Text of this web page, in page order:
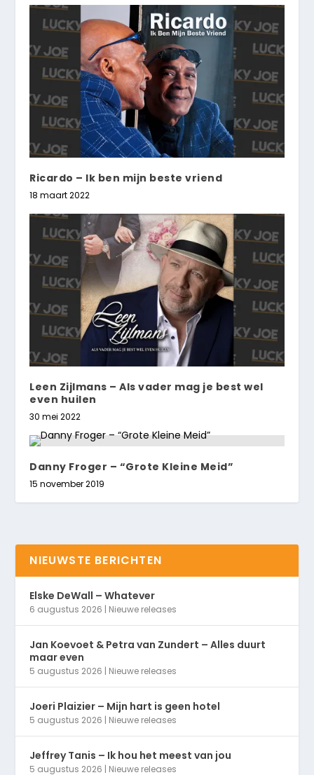
Ricardo – Ik ben mijn beste vriend
18 maart 2022
Leen Zijlmans – Als vader mag je best wel
even huilen
30 mei 2022
Danny Froger – “Grote Kleine Meid”
15 november 2019
NIEUWSTE BERICHTEN
Elske DeWall – Whatever
6 augustus 2026 | Nieuwe releases
Jan Koevoet & Petra van Zundert – Alles duurt
maar even
5 augustus 2026 | Nieuwe releases
Joeri Plaizier – Mijn hart is geen hotel
5 augustus 2026 | Nieuwe releases
Jeffrey Tanis – Ik hou het meest van jou
5 augustus 2026 | Nieuwe releases